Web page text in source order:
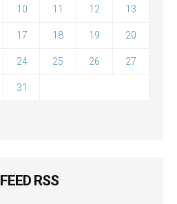
10 11 12 13
17 18 19 20
24 25 26 27
31
FEED RSS